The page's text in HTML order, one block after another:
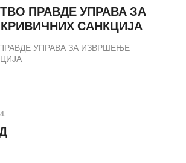
ПРАВДЕ УПРАВА ЗА
САНКЦИЈА
УПРАВА ЗА ИЗВРШЕЊЕ